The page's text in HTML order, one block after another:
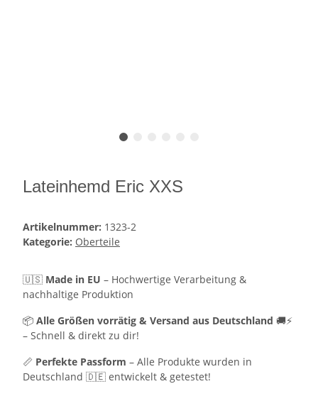
Lateinhemd Eric XXS
Artikelnummer: 1323-2
Kategorie: Oberteile
🇺🇸 Made in EU – Hochwertige Verarbeitung &
nachhaltige Produktion
📦 Alle Größen vorrätig & Versand aus Deutschland 🚚⚡
– Schnell & direkt zu dir!
📏 Perfekte Passform – Alle Produkte wurden in
Deutschland 🇩🇪 entwickelt & getestet!